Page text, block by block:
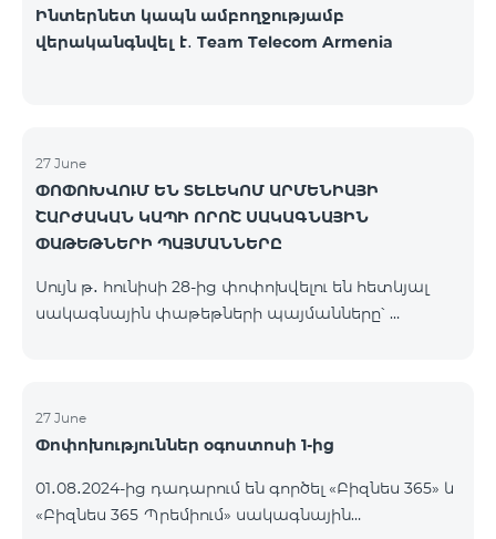
Ինտերնետ կապն ամբողջությամբ
վերականգնվել է․ Team Telecom Armenia
27 June
ՓՈՓՈԽՎՈՒՄ ԵՆ ՏԵԼԵԿՈՄ ԱՐՄԵՆԻԱՅԻ
ՇԱՐԺԱԿԱՆ ԿԱՊԻ ՈՐՈՇ ՍԱԿԱԳՆԱՅԻՆ
ՓԱԹԵԹՆԵՐԻ ՊԱՅՄԱՆՆԵՐԸ
Սույն թ․ հունիսի 28-ից փոփոխվելու են հետևյալ
սակագնային փաթեթների պայմանները՝
և Tele2 նախկին 750-ի փոխարեն, ինչպես նաև՝ 20
ԳԲ, նախկին 10 ԳԲ-ի փոխարեն։ Ամսավճարը կմնա
ծավալները կստանան փաթեթը
վերաակտիվացնելուց հետո։ Կանխավճարային
27 June
Փոփոխություններ օգոստոսի 1-ից
01․08․2024-ից դադարում են գործել «Բիզնես 365» և
«Բիզնես 365 Պրեմիում» սակագնային